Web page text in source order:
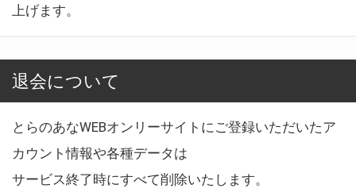
上げます。
退会について
とらのあなWEBオンリーサイトにご登録いただいたア
カウント情報や各種データは
サービス終了時にすべて削除いたします。